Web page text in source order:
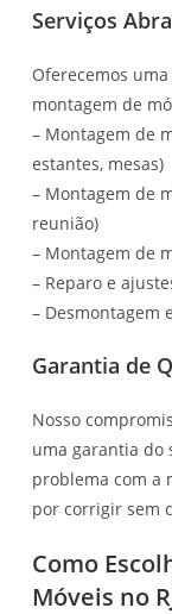
Serviços
Oferecemos
montagem de
– Montagem de
estantes, mesas)
– Montagem de
reunião)
– Montagem de
– Reparo e
– Desmontagem
Garantia de
Nosso
uma garantia do
problema com a
por corrigir sem
Como
Móveis no